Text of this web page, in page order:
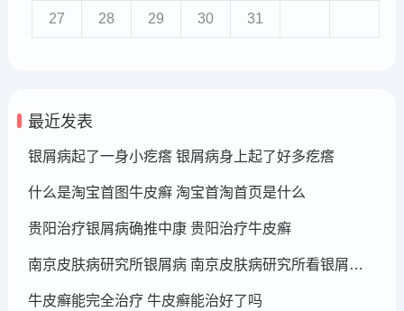
27 28 29 30 31
最近发表
银屑病起了一身小疙瘩 银屑病身上起了好多疙瘩
什么是淘宝首图牛皮癣 淘宝首淘首页是什么
贵阳治疗银屑病确推中康 贵阳治疗牛皮癣
南京皮肤病研究所银屑病 南京皮肤病研究所看银屑病哪个医生厉害
牛皮癣能完全治疗 牛皮癣能治好了吗